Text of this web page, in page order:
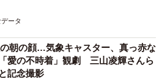
ータ
朝の顔…気象キャスター、真っ赤な
愛の不時着」観劇 三山凌輝さんら
記念撮影